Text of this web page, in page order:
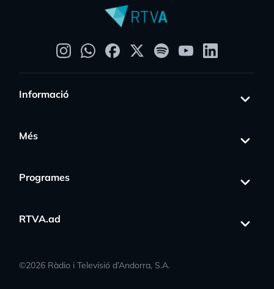
Informació
Més
Programes
RTVA.ad
©2026 Ràdio i Televisió d’Andorra, S.A.